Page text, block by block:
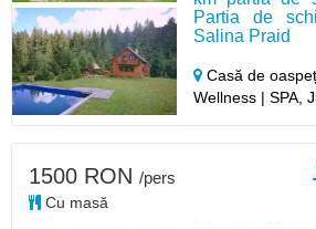
Partia de
Salina Praid
Casă de
Wellness | SPA,
1500 RON /pers
Cu masă